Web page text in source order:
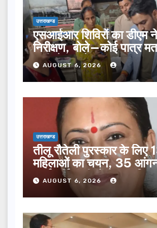
उत्तराखण्ड
एसआईआर शिविरों का डीएम
निरीक्षण, बोले—कोई पात्र
सूची से न छूटे…
AUGUST 6, 2026
उत्तराखण्ड
तीलू रौतेली पुरस्कार के लिए
महिलाओं का चयन, 35
कार्यकर्तियां भी होंगी सम्मानित…
AUGUST 6, 2026